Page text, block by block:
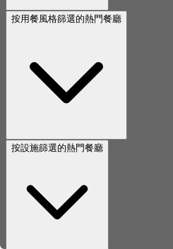
按用餐風格篩選的熱門餐廳
按設施篩選的熱門餐廳